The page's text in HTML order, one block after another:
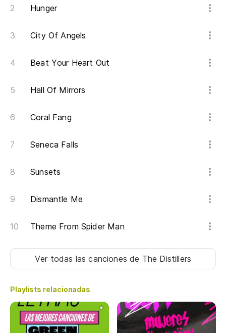
Hunger
City Of Angels
Beat Your Heart Out
Hall Of Mirrors
Coral Fang
Seneca Falls
Sunsets
Dismantle Me
Theme From Spider Man
Ver todas las cancionesde The Distillers
Playlists relacionadas